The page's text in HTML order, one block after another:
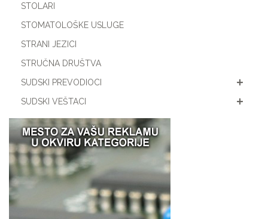
STOLARI
STOMATOLOŠKE USLUGE
STRANI JEZICI
STRUČNA DRUŠTVA
SUDSKI PREVODIOCI
SUDSKI VEŠTACI